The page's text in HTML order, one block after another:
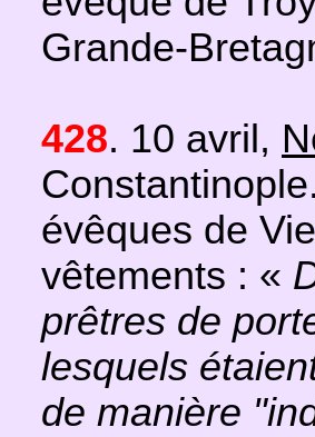
Grande-
428. 10 avril,
évêques de
vêtements : «
prêtres de
lesquels
de manière